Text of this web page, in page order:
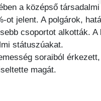
a középső
jelent. A polgárok,
csoportot alkották.
státuszúakat.
soraiból
magát.